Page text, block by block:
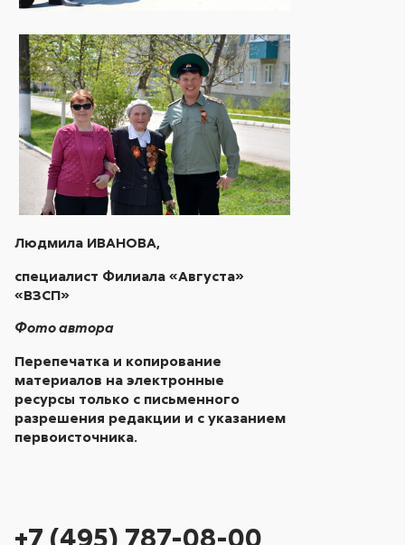
Людмила ИВАНОВА,
специалист Филиала «Августа»
«ВЗСП»
Фото автора
Перепечатка и копирование
материалов на электронные
ресурсы только с письменного
разрешения редакции и с указанием
первоисточника.
+7 (495) 787-08-00